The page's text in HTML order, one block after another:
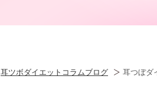
耳ツボダイエットコラムブログ 耳つぼダ